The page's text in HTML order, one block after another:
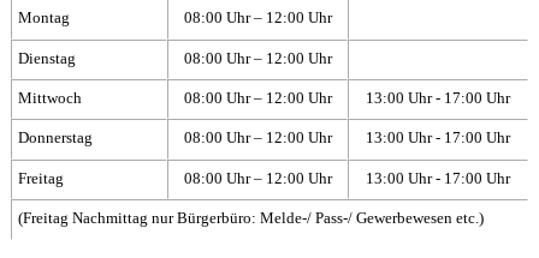
Montag 08:00 Uhr – 12:00 Uhr
Dienstag 08:00 Uhr – 12:00 Uhr
Mittwoch 08:00 Uhr – 12:00 Uhr 13:00 Uhr - 17:00 Uhr
Donnerstag 08:00 Uhr – 12:00 Uhr 13:00 Uhr - 17:00 Uhr
Freitag 08:00 Uhr – 12:00 Uhr 13:00 Uhr - 17:00 Uhr
(Freitag Nachmittag nur Bürgerbüro: Melde-/ Pass-/ Gewerbewesen etc.)